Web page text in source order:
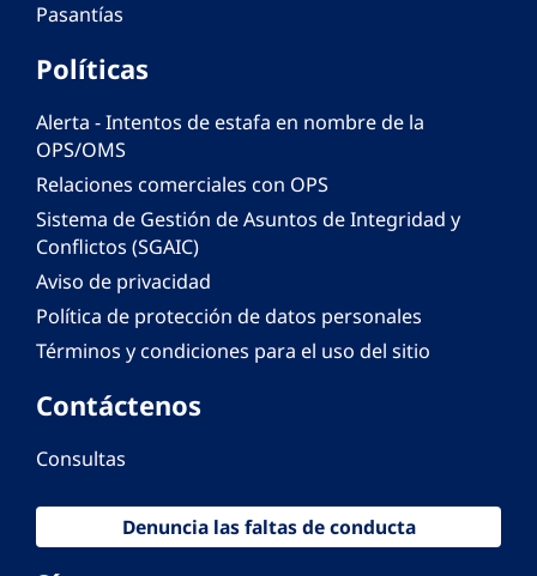
Pasantías
Políticas
Alerta - Intentos de estafa en nombre de la
OPS/OMS
Relaciones comerciales con OPS
Sistema de Gestión de Asuntos de Integridad y
Conflictos (SGAIC)
Aviso de privacidad
Política de protección de datos personales
Términos y condiciones para el uso del sitio
Contáctenos
Consultas
Denuncia las faltas de conducta